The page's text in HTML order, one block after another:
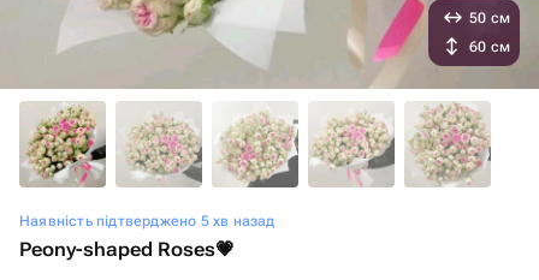
Наявність підтверджено 5 хв назад
Peony-shaped Roses💗
50 см
60 см